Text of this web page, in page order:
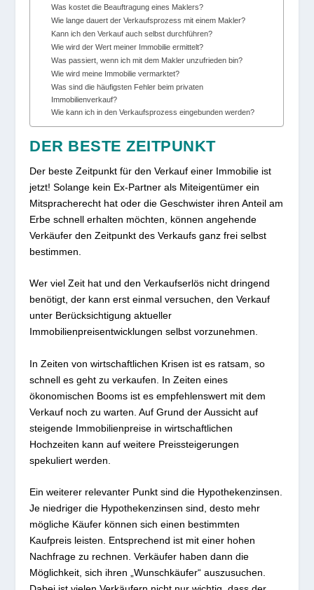
Was kostet die Beauftragung eines Maklers?
Wie lange dauert der Verkaufsprozess mit einem Makler?
Kann ich den Verkauf auch selbst durchführen?
Wie wird der Wert meiner Immobilie ermittelt?
Was passiert, wenn ich mit dem Makler unzufrieden bin?
Wie wird meine Immobilie vermarktet?
Was sind die häufigsten Fehler beim privaten
Immobilienverkauf?
Wie kann ich in den Verkaufsprozess eingebunden werden?
DER BESTE ZEITPUNKT
Der beste Zeitpunkt für den Verkauf einer Immobilie ist
jetzt! Solange kein Ex-Partner als Miteigentümer ein
Mitspracherecht hat oder die Geschwister ihren Anteil am
Erbe schnell erhalten möchten, können angehende
Verkäufer den Zeitpunkt des Verkaufs ganz frei selbst
bestimmen.
Wer viel Zeit hat und den Verkaufserlös nicht dringend
benötigt, der kann erst einmal versuchen, den Verkauf
unter Berücksichtigung aktueller
Immobilienpreisentwicklungen selbst vorzunehmen.
In Zeiten von wirtschaftlichen Krisen ist es ratsam, so
schnell es geht zu verkaufen. In Zeiten eines
ökonomischen Booms ist es empfehlenswert mit dem
Verkauf noch zu warten. Auf Grund der Aussicht auf
steigende Immobilienpreise in wirtschaftlichen
Hochzeiten kann auf weitere Preissteigerungen
spekuliert werden.
Ein weiterer relevanter Punkt sind die Hypothekenzinsen.
Je niedriger die Hypothekenzinsen sind, desto mehr
mögliche Käufer können sich einen bestimmten
Kaufpreis leisten. Entsprechend ist mit einer hohen
Nachfrage zu rechnen. Verkäufer haben dann die
Möglichkeit, sich ihren „Wunschkäufer“ auszusuchen.